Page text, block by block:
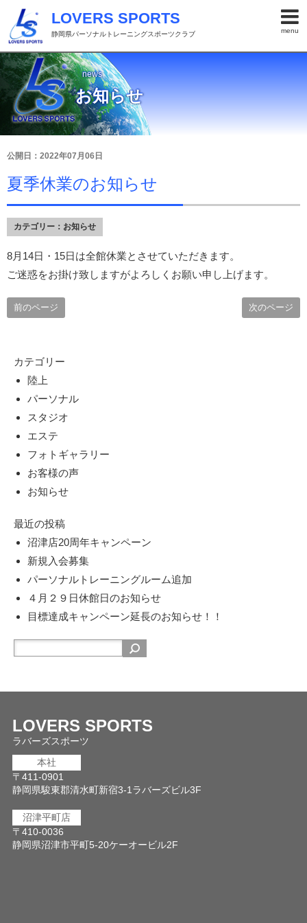
menu
LOVERS SPORTS
静岡県パーソナルトレーニングスポーツクラブ
news
お知らせ
公開日：2022年07月06日
夏季休業のお知らせ
カテゴリー： お知らせ
8月14日・15日は全館休業とさせていただきます。
ご迷惑をお掛け致しますがよろしくお願い申し上げます。
前のページ 次のページ
カテゴリー
陸上
パーソナル
スタジオ
エステ
フォトギャラリー
お客様の声
お知らせ
最近の投稿
沼津店20周年キャンペーン
新規入会募集
パーソナルトレーニングルーム追加
４月２９日休館日のお知らせ
目標達成キャンペーン延長のお知らせ！！
LOVERS SPORTS
ラバーズスポーツ
本社
〒411-0901
静岡県駿東郡清水町新宿3-1ラバーズビル3F
沼津平町店
〒410-0036
静岡県沼津市平町5-20ケーオービル2F